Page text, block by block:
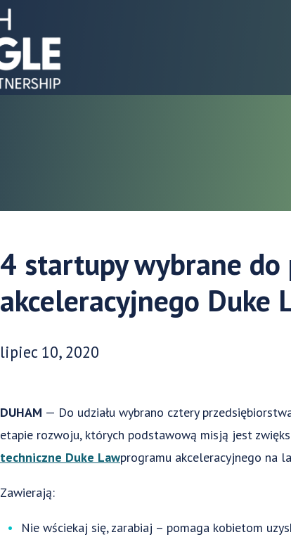
4 startupy wybrane do
akceleracyjnego Duke
Data opublikowania:
lipiec 10, 2020
DUHAM — Do udziału wybrano cztery
etapie rozwoju, których podstawową misją jest
techniczne Duke Lawprogramu akceleracyjnego na
Zawierają:
Nie wściekaj się, zarabiaj – pomaga kobietom